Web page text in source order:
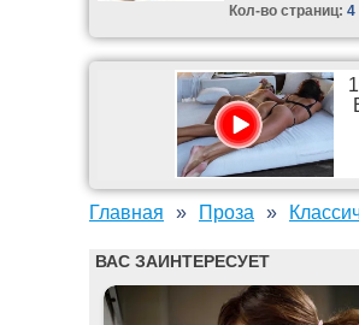
Кол-во страниц: 4
Главная Проза